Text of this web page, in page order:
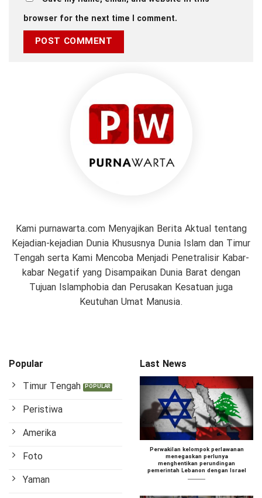
browser for the next time I comment.
Kami purnawarta.com Menyajikan Berita Aktual tentang
Kejadian-kejadian Dunia Khususnya Dunia Islam dan Timur
Tengah serta Kami Mencoba Menjadi Penetralisir Kabar-
kabar Negatif yang Disampaikan Dunia Barat dengan
Tujuan Islamphobia dan Perusakan Kesatuan juga
Keutuhan Umat Manusia.
Popular
Timur Tengah
Peristiwa
Amerika
Foto
Yaman
Last News
Perwakilan kelompok perlawanan
menegaskan perlunya
menghentikan perundingan
pemerintah Lebanon dengan Israel